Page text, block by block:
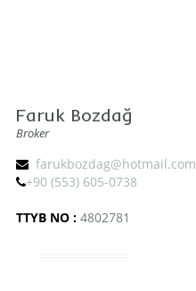
Faruk Bozdağ
Broker
farukbozdag@hotmail.com
+90 (553) 605-0738
TTYB NO :4802781